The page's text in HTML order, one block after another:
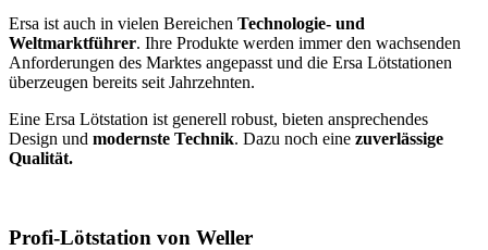
Ersa ist auch in vielen Bereichen Technologie- und
Weltmarktführer. Ihre Produkte werden immer den wachsenden
Anforderungen des Marktes angepasst und die Ersa Lötstationen
überzeugen bereits seit Jahrzehnten.
Eine Ersa Lötstation ist generell robust, bieten ansprechendes
Design und modernste Technik. Dazu noch eine zuverlässige
Qualität.
Profi-Lötstation von Weller